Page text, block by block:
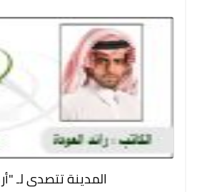
المدينة تتصدى لـ